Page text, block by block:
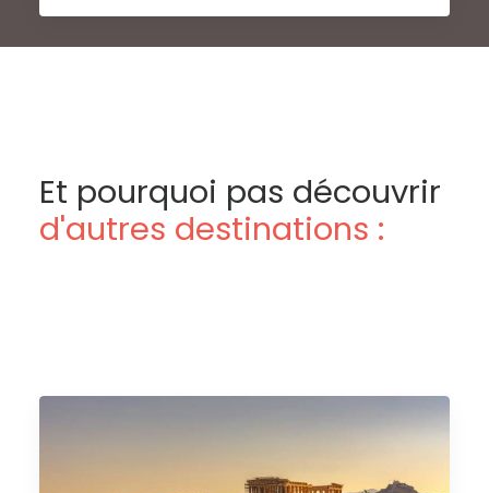
Et pourquoi pas découvrir
d'autres destinations :